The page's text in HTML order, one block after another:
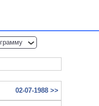
02-07-1988 >>